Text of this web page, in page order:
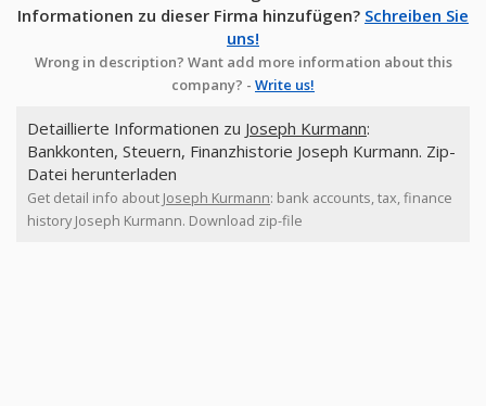
Informationen zu dieser Firma hinzufügen? Schreiben Sie
uns!
Wrong in description? Want add more information about this
company? - Write us!
Detaillierte Informationen zu Joseph Kurmann:
Bankkonten, Steuern, Finanzhistorie Joseph Kurmann. Zip-
Datei herunterladen
Get detail info about Joseph Kurmann: bank accounts, tax, finance
history Joseph Kurmann. Download zip-file